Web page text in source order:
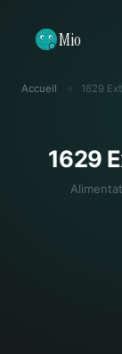
Mio
Accueil → 1629
1629